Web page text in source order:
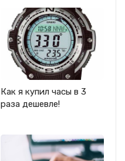
Как я купил часы в 3
раза дешевле!